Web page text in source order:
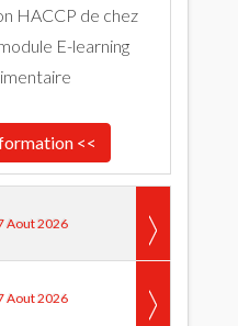
HACCP de chez
E-learning
<<
Aout 2026
Aout 2026